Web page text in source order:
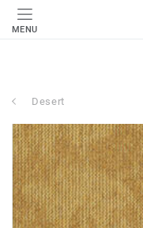
MENU
Desert